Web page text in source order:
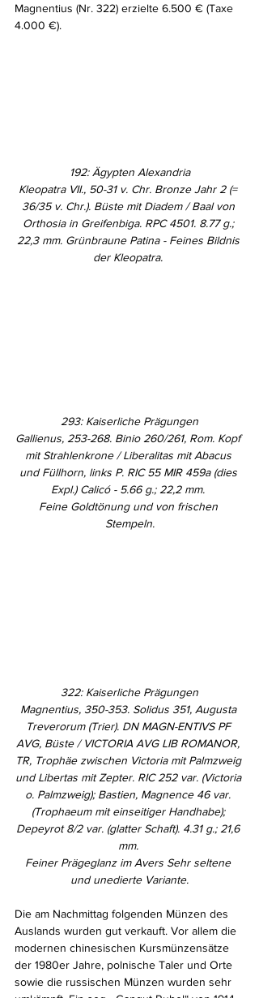
Magnentius (Nr. 322) erzielte 6.500 € (Taxe
4.000 €).
192: Ägypten Alexandria
Kleopatra VII., 50-31 v. Chr. Bronze Jahr 2 (=
36/35 v. Chr.). Büste mit Diadem / Baal von
Orthosia in Greifenbiga. RPC 4501. 8.77 g.;
22,3 mm. Grünbraune Patina - Feines Bildnis
der Kleopatra.
293: Kaiserliche Prägungen
Gallienus, 253-268. Binio 260/261, Rom. Kopf
mit Strahlenkrone / Liberalitas mit Abacus
und Füllhorn, links P. RIC 55 MIR 459a (dies
Expl.) Calicó - 5.66 g.; 22,2 mm.
Feine Goldtönung und von frischen
Stempeln.
322: Kaiserliche Prägungen
Magnentius, 350-353. Solidus 351, Augusta
Treverorum (Trier). DN MAGN-ENTIVS PF
AVG, Büste / VICTORIA AVG LIB ROMANOR,
TR, Trophäe zwischen Victoria mit Palmzweig
und Libertas mit Zepter. RIC 252 var. (Victoria
o. Palmzweig); Bastien, Magnence 46 var.
(Trophaeum mit einseitiger Handhabe);
Depeyrot 8/2 var. (glatter Schaft). 4.31 g.; 21,6
mm.
Feiner Prägeglanz im Avers Sehr seltene
und unedierte Variante.
Die am Nachmittag folgenden Münzen des
Auslands wurden gut verkauft. Vor allem die
modernen chinesischen Kursmünzensätze
der 1980er Jahre, polnische Taler und Orte
sowie die russischen Münzen wurden sehr